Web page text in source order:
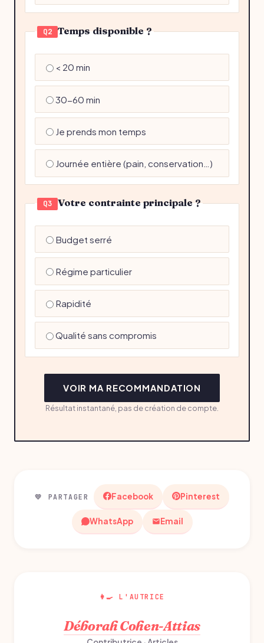
Q2 Temps disponible ?
< 20 min
30-60 min
Je prends mon temps
Journée entière (pain, conservation…)
Q3 Votre contrainte principale ?
Budget serré
Régime particulier
Rapidité
Qualité sans compromis
VOIR MA RECOMMANDATION
Résultat instantané, pas de création de compte.
💛 PARTAGER Facebook Pinterest
WhatsApp Email
👩‍🍳 L'AUTRICE
Déborah Cohen-Attias